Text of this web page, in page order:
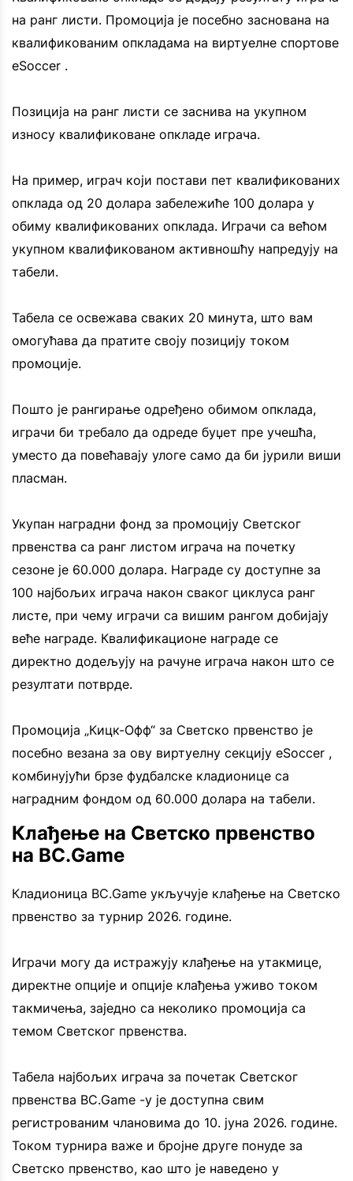
на ранг листи. Промоција је посебно заснована на
квалификованим опкладама на виртуелне спортове
eSoccer .
Позиција на ранг листи се заснива на укупном
износу квалификоване опкладе играча.
На пример, играч који постави пет квалификованих
опклада од 20 долара забележиће 100 долара у
обиму квалификованих опклада. Играчи са већом
укупном квалификованом активношћу напредују на
табели.
Табела се освежава сваких 20 минута, што вам
омогућава да пратите своју позицију током
промоције.
Пошто је рангирање одређено обимом опклада,
играчи би требало да одреде буџет пре учешћа,
уместо да повећавају улоге само да би јурили виши
пласман.
Укупан наградни фонд за промоцију Светског
првенства са ранг листом играча на почетку
сезоне је 60.000 долара. Награде су доступне за
100 најбољих играча након сваког циклуса ранг
листе, при чему играчи са вишим рангом добијају
веће награде. Квалификационе награде се
директно додељују на рачуне играча након што се
резултати потврде.
Промоција „Кицк-Офф“ за Светско првенство је
посебно везана за ову виртуелну секцију eSoccer ,
комбинујући брзе фудбалске кладионице са
наградним фондом од 60.000 долара на табели.
Клађење на Светско првенство
на BC.Game
Кладионица BC.Game укључује клађење на Светско
првенство за турнир 2026. године.
Играчи могу да истражују клађење на утакмице,
директне опције и опције клађења уживо током
такмичења, заједно са неколико промоција са
темом Светског првенства.
Табела најбољих играча за почетак Светског
првенства BC.Game -у је доступна свим
регистрованим члановима до 10. јуна 2026. године.
Током турнира важе и бројне друге понуде за
Светско првенство, као што је наведено у